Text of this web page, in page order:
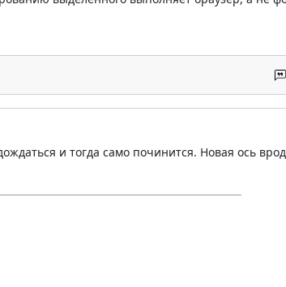
и тогда само починится. Новая ось